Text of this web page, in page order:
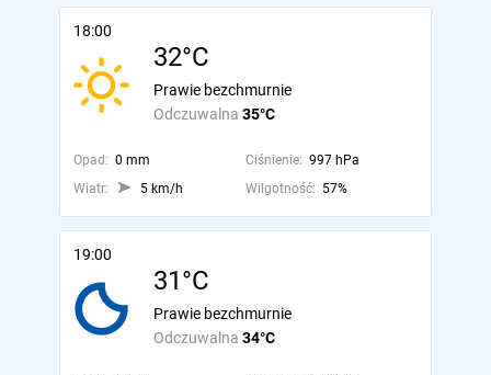
18:00
32°C
Odczuwalna 35°C
Prawie bezchmurnie
Opad: 0 mm Ciśnienie: 997 hPa
Wiatr:
5 km/h Wilgotność: 57%
19:00
31°C
Odczuwalna 34°C
Prawie bezchmurnie